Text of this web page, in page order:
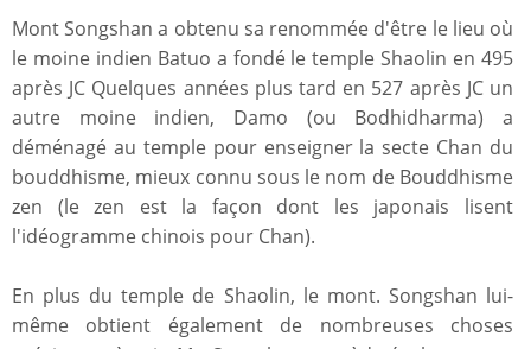
Mont Songshan a obtenu sa renommée d'être le lieu où
le moine indien Batuo a fondé le temple Shaolin en 495
après JC Quelques années plus tard en 527 après JC un
autre moine indien, Damo (ou Bodhidharma) a
déménagé au temple pour enseigner la secte Chan du
bouddhisme, mieux connu sous le nom de Bouddhisme
zen (le zen est la façon dont les japonais lisent
l'idéogramme chinois pour Chan).
En plus du temple de Shaolin, le mont. Songshan lui-
même obtient également de nombreuses choses